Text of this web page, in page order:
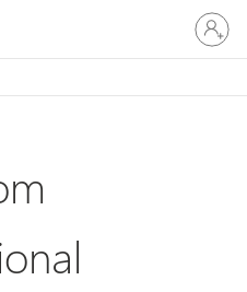
Iniciar
sessão
na